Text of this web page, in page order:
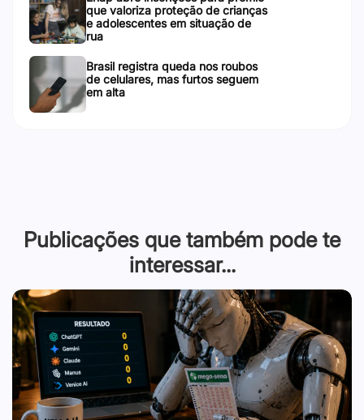
que valoriza proteção de crianças
e adolescentes em situação de
rua
Brasil registra queda nos roubos
de celulares, mas furtos seguem
em alta
Publicações que também pode te
interessar...